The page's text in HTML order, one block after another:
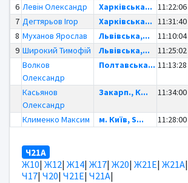
6 Левін Олександр Харківська... 11:22:06
7 Дегтярьов Ігор Харківська... 11:31:40
8 Муханов Ярослав Львівська,... 11:10:04
9 Широкий Тимофій Львівська,... 11:25:02
Волков
Олександр
Полтавська... 11:13:28
Касьянов
Олександр
Закарп., К... 11:34:00
Клименко Максим м. Київ, S... 11:28:00
Ч21А
Ж10| Ж12| Ж14| Ж17| Ж20| Ж21Е| Ж21А|
Ч17| Ч20| Ч21Е| Ч21А|